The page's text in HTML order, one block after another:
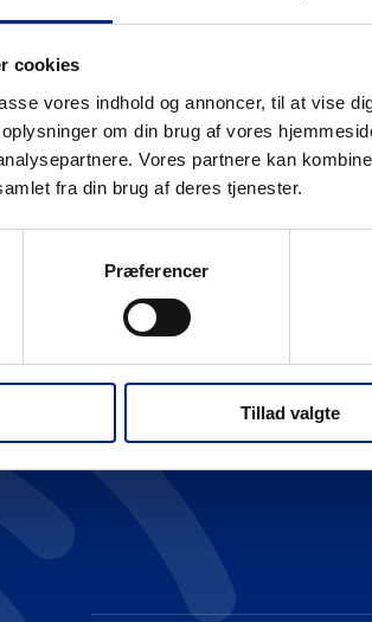
cookies
vores indhold og annoncer, til at vise
om din brug af vores
Vores partnere kan
fra din brug af deres tjenester.
Præferencer
Tillad valgte
Gymnasiale uddannelser
HHX
Erhvervsuddannelser (EUD |
Teknisk
Maritime uddannelser
Kursuscentret.nu
Uddannelsessteder